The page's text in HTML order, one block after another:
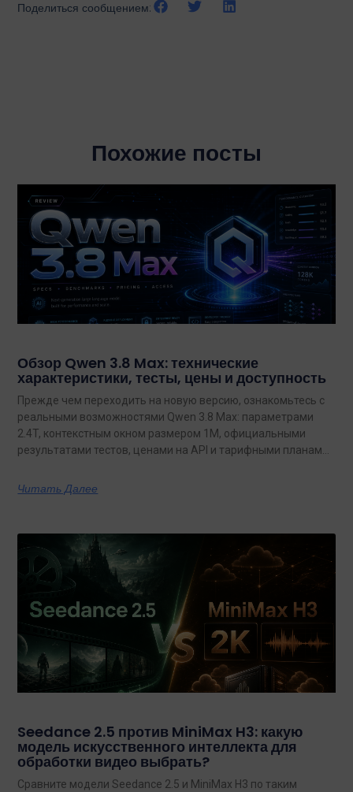
Поделиться сообщением:
Похожие посты
Обзор Qwen 3.8 Max: технические
характеристики, тесты, цены и доступность
Прежде чем переходить на новую версию, ознакомьтесь с
реальными возможностями Qwen 3.8 Max: параметрами
2.4T, контекстным окном размером 1M, официальными
результатами тестов, ценами на API и тарифными планами
Читать Далее
Seedance 2.5 против MiniMax H3: какую
модель искусственного интеллекта для
обработки видео выбрать?
Сравните модели Seedance 2.5 и MiniMax H3 по таким